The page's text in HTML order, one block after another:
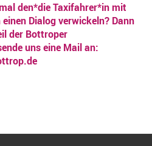
den*die Taxifahrer*in mit
Dialog verwickeln? Dann
der Bottroper
uns eine Mail an: